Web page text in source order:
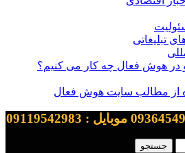
تبلیغاتی
در هوش فعال چه کار می کنیم؟
از مطالب سایت هوش فعال